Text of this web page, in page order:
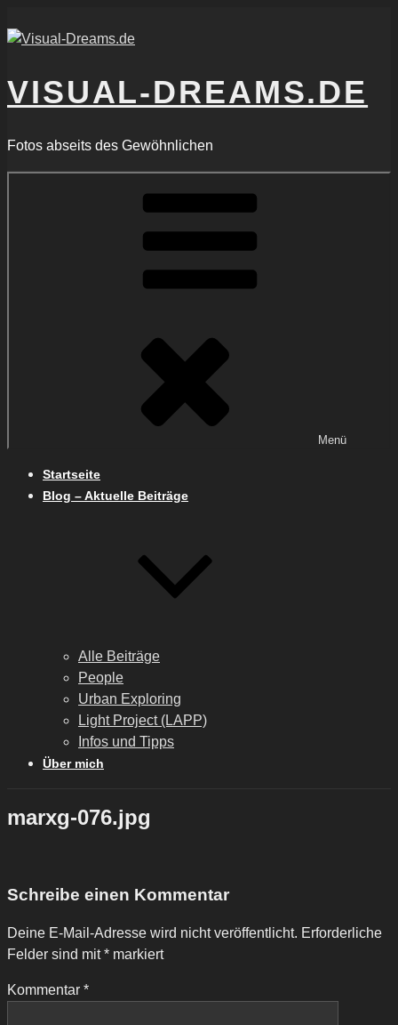
Inhalt
VISUAL-DREAMS.DE
Fotos abseits des Gewöhnlichen
Menü
Startseite
Blog – Aktuelle Beiträge
Alle Beiträge
People
Urban Exploring
Light Project (LAPP)
Infos und Tipps
Über mich
marxg-076.jpg
Schreibe einen Kommentar
Deine E-Mail-Adresse wird nicht veröffentlicht. Erforderliche
Felder sind mit* markiert
Kommentar *